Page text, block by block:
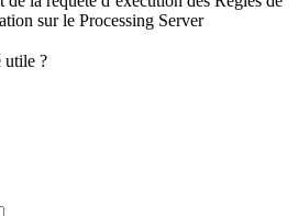
sur le Processing Server
utile ?